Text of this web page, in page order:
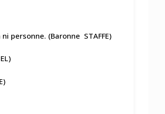
personne. (Baronne STAFFE)